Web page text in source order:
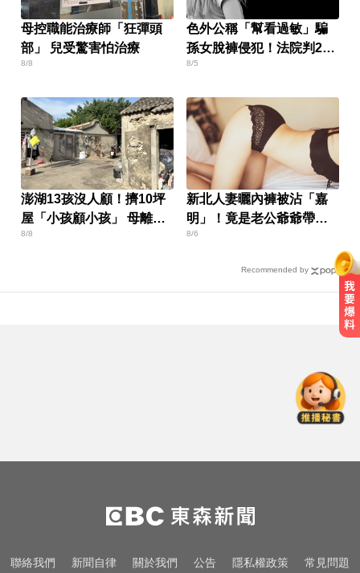
母控職能治療師「狂彈頭
部」 兒受驚害怕治療
8/8
色外公稱「幫看過敏」騙
孫女脫褲侵犯！法院判2年
4月
8/5
澎湖13孩沒人顧！擠10坪
屋「小孩顧小孩」 母離家
帶走補助金
8/8
新北人妻曬內褲被沾「嘉
明」！竟是老公爺爺帶回
房磨蹭 氣炸提告
8/6
Recommended by
汗驚見「巨大三角形」
攏係為了晶片！「斷交19年」 哥斯
大黎加連2年來台
NBA／灰熊前鋒克拉克死因出爐 法
聯絡我們 新聞自律 關於我們 公告 隱私權政策 常見問題